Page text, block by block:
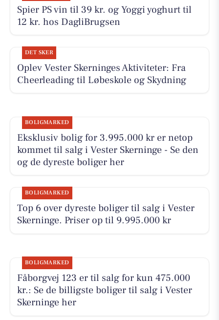
Spier PS vin til 39 kr. og Yoggi yoghurt til
12 kr. hos DagliBrugsen
DET SKER
Oplev Vester Skerninges Aktiviteter: Fra
Cheerleading til Løbeskole og Skydning
BOLIGMARKED
Eksklusiv bolig for 3.995.000 kr er netop
kommet til salg i Vester Skerninge - Se den
og de dyreste boliger her
BOLIGMARKED
Top 6 over dyreste boliger til salg i Vester
Skerninge. Priser op til 9.995.000 kr
BOLIGMARKED
Fåborgvej 123 er til salg for kun 475.000
kr.: Se de billigste boliger til salg i Vester
Skerninge her